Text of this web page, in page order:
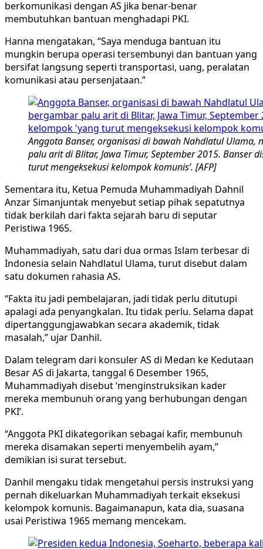
berkomunikasi dengan AS jika benar-benar
membutuhkan bantuan menghadapi PKI.
Hanna mengatakan, “Saya menduga bantuan itu
mungkin berupa operasi tersembunyi dan bantuan yang
bersifat langsung seperti transportasi, uang, peralatan
komunikasi atau persenjataan.”
Anggota Banser, organisasi di bawah Nahdlatul Ulama,
palu arit di Blitar, Jawa Timur, September 2015. Banser
turut mengeksekusi kelompok komunis’. [AFP]
Sementara itu, Ketua Pemuda Muhammadiyah Dahnil
Anzar Simanjuntak menyebut setiap pihak sepatutnya
tidak berkilah dari fakta sejarah baru di seputar
Peristiwa 1965.
Muhammadiyah, satu dari dua ormas Islam terbesar di
Indonesia selain Nahdlatul Ulama, turut disebut dalam
satu dokumen rahasia AS.
“Fakta itu jadi pembelajaran, jadi tidak perlu ditutupi
apalagi ada penyangkalan. Itu tidak perlu. Selama dapat
dipertanggungjawabkan secara akademik, tidak
masalah,” ujar Danhil.
Dalam telegram dari konsuler AS di Medan ke Kedutaan
Besar AS di Jakarta, tanggal 6 Desember 1965,
Muhammadiyah disebut ‘menginstruksikan kader
mereka membunuh orang yang berhubungan dengan
PKI’.
“Anggota PKI dikategorikan sebagai kafir, membunuh
mereka disamakan seperti menyembelih ayam,”
demikian isi surat tersebut.
Danhil mengaku tidak mengetahui persis instruksi yang
pernah dikeluarkan Muhammadiyah terkait eksekusi
kelompok komunis. Bagaimanapun, kata dia, suasana
usai Peristiwa 1965 memang mencekam.